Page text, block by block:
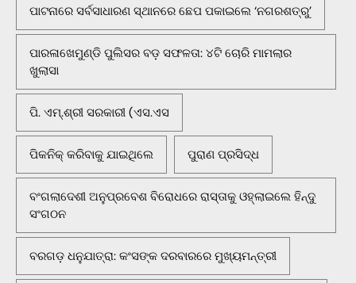
ପାଟନାରେ ସର୍ବସାଧାରଣ ସ୍ଥାନରେ ଛେପ ପକାଇଲେ ‘ନଗରଶତ୍ରୁ’
ପାରଳାଖେମୁଣ୍ଡି ପୁଲିସର ବଡ଼ ସଫଳତା: ୪ଟି ଚୋରି ମାମଲାର
ଖୁଲାସା
ପି. ଏମ୍.ଶ୍ରୀ ସରକାରୀ (ଏସ.ଏସ
ପିକନିକ୍‌ କରିବାକୁ ଯାଇଥିଲେ ପୁରାଣ ପ୍ରସିଦ୍ଧ
ବଂଗଲାଦେଶୀ ଅନୁପ୍ରବେଶ ବିରୋଧରେ ରାସ୍ତାକୁ ଓହ୍ଲାଇଲେ ହିନ୍ଦୁ
ସଂଗଠନ
ବରଗଡ଼ ଧନୁଯାତ୍ରା: କଂସଙ୍କ ଦରବାରରେ ମୁଖ୍ୟମନ୍ତ୍ରୀ